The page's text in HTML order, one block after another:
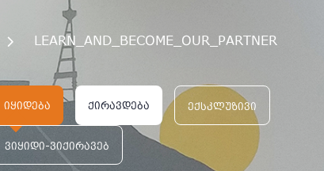
LEARN_AND_BECOME_OUR_PARTNER
იყიდება ქირავდება ექსკლუზივი
ვიყიდი-ვიქირავებ